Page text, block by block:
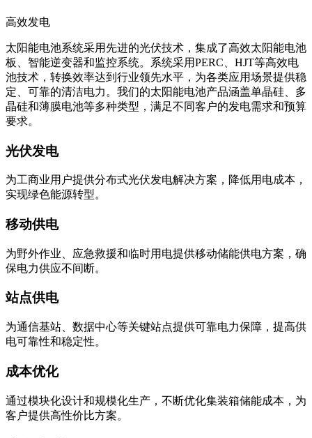
高效发电
太阳能电池系统采用先进的光伏技术，集成了高效太阳能电池
板、智能逆变器和监控系统。系统采用PERC、HJT等高效电
池技术，转换效率达到行业领先水平，为各类应用场景提供稳
定、可靠的清洁电力。我们的太阳能电池产品涵盖单晶硅、多
晶硅和薄膜电池等多种类型，满足不同客户的发电需求和预算
要求。
光伏发电
为工商业用户提供分布式光伏发电解决方案，降低用电成本，
实现绿色能源转型。
移动供电
为野外作业、应急救援和临时用电提供移动储能供电方案，确
保电力供应不间断。
站点供电
为通信基站、数据中心等关键站点提供可靠电力保障，提高供
电可靠性和稳定性。
成本优化
通过模块化设计和规模化生产，不断优化集装箱储能成本，为
客户提供高性价比方案。